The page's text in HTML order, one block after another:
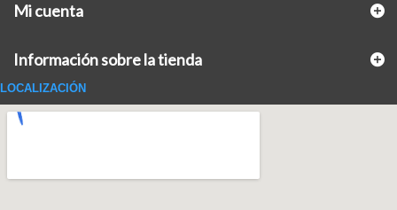
Mi cuenta
Información sobre la tienda
LOCALIZACIÓN